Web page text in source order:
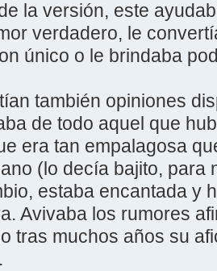
la versión, este
verdadero, le
único o le brindaba
también opiniones
de todo aquel que
era tan empalagosa
(lo decía bajito, para
estaba encantada y
Avivaba los rumores
tras muchos años su